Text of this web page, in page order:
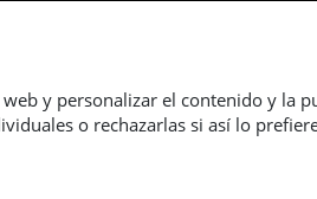
y personalizar el contenido y la
o rechazarlas si así lo